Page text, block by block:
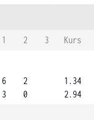
1 2 3
Kurs
6
3
2
0
1.34
2.94